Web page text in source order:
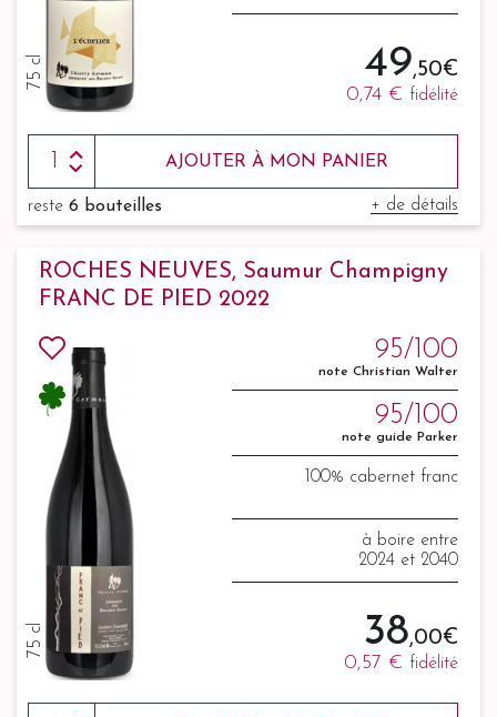
75 cl 49,50 €
0,74 € fidélité
AJOUTER À MON PANIER
reste 6 bouteilles + de détails
ROCHES NEUVES, Saumur Champigny
FRANC DE PIED 2022
75 cl
95/100
note Christian Walter
95/100
note guide Parker
100% cabernet franc
à boire entre
2024 et 2040
38,00 €
0,57 € fidélité